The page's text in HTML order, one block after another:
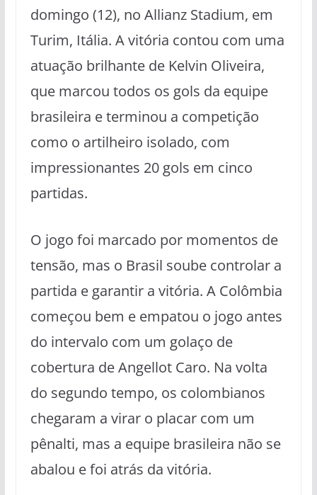
domingo (12), no Allianz Stadium, em
Turim, Itália. A vitória contou com uma
atuação brilhante de Kelvin Oliveira,
que marcou todos os gols da equipe
brasileira e terminou a competição
como o artilheiro isolado, com
impressionantes 20 gols em cinco
partidas.
O jogo foi marcado por momentos de
tensão, mas o Brasil soube controlar a
partida e garantir a vitória. A Colômbia
começou bem e empatou o jogo antes
do intervalo com um golaço de
cobertura de Angellot Caro. Na volta
do segundo tempo, os colombianos
chegaram a virar o placar com um
pênalti, mas a equipe brasileira não se
abalou e foi atrás da vitória.